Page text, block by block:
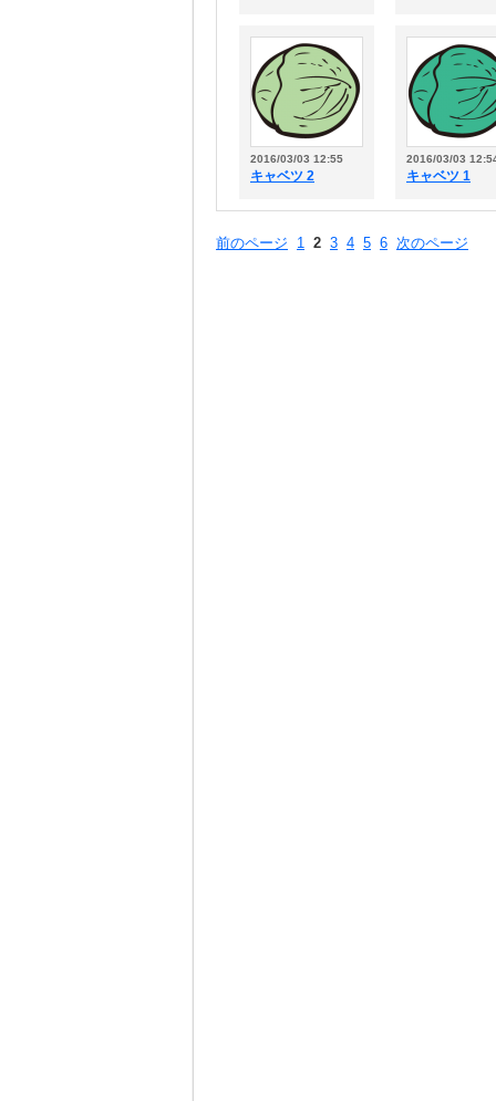
2016/03/03 12:55
キャベツ 2
2016/03/03
キャベツ 1
前のページ 1 2 3 4 5 6 次のページ